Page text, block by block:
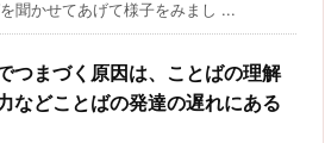
聞かせてあげて様子をみまし ...
つまづく原因は、ことばの理解
などことばの発達の遅れにある